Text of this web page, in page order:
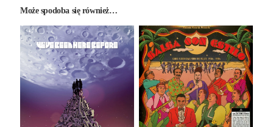
Może spodoba się również…